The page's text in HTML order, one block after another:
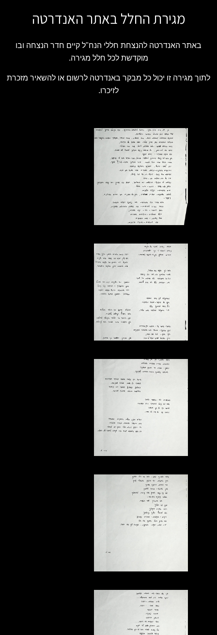
מגירת החלל באתר האנדרטה
באתר האנדרטה להנצחת חללי הנח"ל קיים חדר הנצחה ובו
מוקדשת לכל חלל מגירה.
לתוך מגירה זו יכול כל מבקר באנדרטה לרשום או להשאיר מזכרת
לזיכרו.